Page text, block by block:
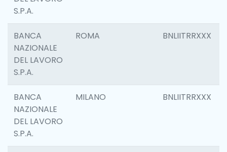
S.P.A.
BANCA
NAZIONALE
DEL LAVORO
S.P.A.
ROMA BNLIITRRXXX
BANCA
NAZIONALE
DEL LAVORO
S.P.A.
MILANO BNLIITRRXXX